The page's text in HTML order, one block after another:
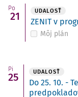
Po
21 UDALOSŤ
ZENIT v
Môj plán
Pi
25 UDALOSŤ
Do 25. 10. -